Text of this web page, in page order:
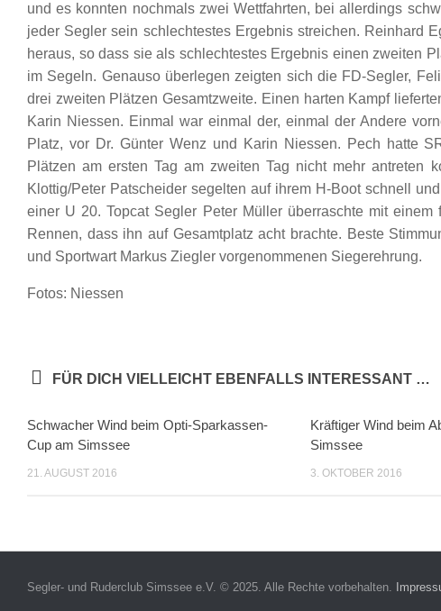
und es konnten nochmals zwei Wettfahrten, bei allerdings
jeder Segler sein schlechtestes Ergebnis streichen. Reinhard
heraus, so dass sie als schlechtestes Ergebnis einen zweiten
im Segeln. Genauso überlegen zeigten sich die FD-Segler,
drei zweiten Plätzen Gesamtzweite. Einen harten Kampf
Karin Niessen. Einmal war einmal der, einmal der Andere
Platz, vor Dr. Günter Wenz und Karin Niessen. Pech hatte
Plätzen am ersten Tag am zweiten Tag nicht mehr antreten
Klottig/Peter Patscheider segelten auf ihrem H-Boot schnell
einer U 20. Topcat Segler Peter Müller überraschte mit
Rennen, dass ihn auf Gesamtplatz acht brachte. Beste
und Sportwart Markus Ziegler vorgenommenen Siegerehrung.
Fotos: Niessen
FÜR DICH VIELLEICHT EBENFALLS INTERESSANT …
Schwacher Wind beim Opti-Sparkassen-
Cup am Simssee
21. AUGUST 2016
Kräftiger Wind beim
Simssee
3. OKTOBER 2016
Segler- und Ruderclub Simssee e.V. © 2025. Alle Rechte vorbehalten.